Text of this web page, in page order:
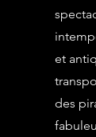
et
des